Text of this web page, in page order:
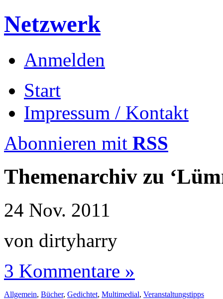
Netzwerk
Anmelden
Start
Impressum / Kontakt
Abonnieren mit RSS
Themenarchiv zu
24 Nov. 2011
von dirtyharry
3 Kommentare »
Allgemein, Bücher, Gedichtet, Multimedial, Veranstaltungstipps